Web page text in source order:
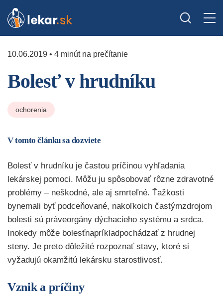
10.06.2019 • 4 minút na prečítanie
Bolesť v hrudníku
ochorenia
V tomto článku sa dozviete
Bolesť v hrudníku je častou príčinou vyhľadania
lekárskej pomoci. Môžu ju spôsobovať rôzne zdravotné
problémy – neškodné, ale aj smrteľné. Ťažkosti
bynemali byť podceňované, nakoľkoich častýmzdrojom
bolesti sú práveorgány dýchacieho systému a srdca.
Inokedy môže bolesťnapríkladpochádzať z hrudnej
steny. Je preto dôležité rozpoznať stavy, ktoré si
vyžadujú okamžitú lekársku starostlivosť.
Vznik a príčiny